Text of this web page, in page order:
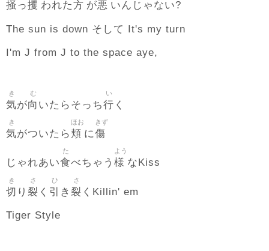
掻 っ攫 われた方 が悪 いんじゃない?
The sun is down そして It's my turn
I'm J from J to the space aye,
気
き
が向
む
いたらそっち行
い
く
気
き
がついたら頬
ほお
に傷
きず
じゃれあい食
た
べちゃう 様
よう
なKiss
切
き
り 裂
さ
く 引
ひ
き 裂
さ
くKillin' em
Tiger Style